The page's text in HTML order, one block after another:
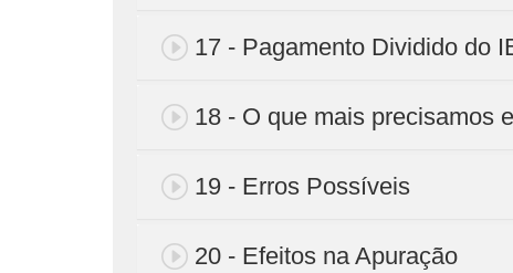
17 - Pagamento Dividido do
18 - O que mais precisamos
19 - Erros Possíveis
20 - Efeitos na Apuração